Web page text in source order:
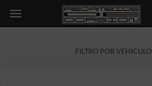

FILTRO POR VEHICULO